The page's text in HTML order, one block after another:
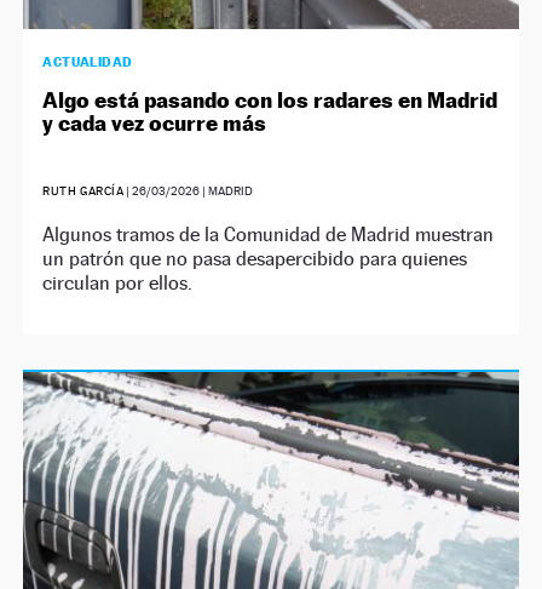
ACTUALIDAD
Algo está pasando con los radares en Madrid
y cada vez ocurre más
RUTH GARCÍA |26/03/2026 | MADRID
Algunos tramos de la Comunidad de Madrid muestran
un patrón que no pasa desapercibido para quienes
circulan por ellos.